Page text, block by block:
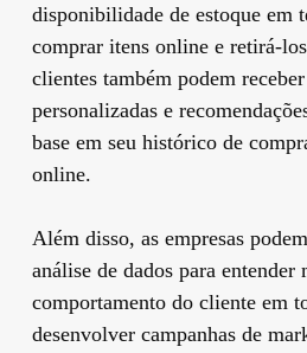
disponibilidade de estoque em
comprar itens online e retirá-
clientes também podem
personalizadas e
base em seu histórico de
online.
Além disso, as empresas
análise de dados para entender
comportamento do cliente em
desenvolver campanhas de